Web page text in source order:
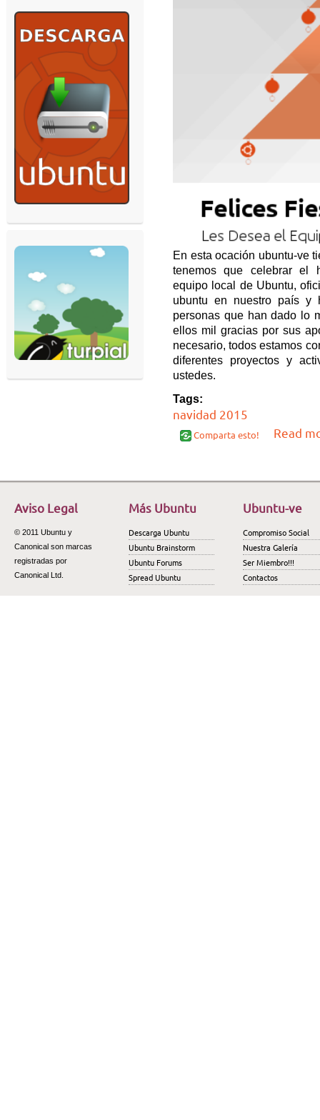
En esta ocación ubuntu-ve
tenemos que celebrar el
equipo local de Ubuntu,
ubuntu en nuestro país y
personas que han dado lo
ellos mil gracias por sus
necesario, todos estamos
diferentes proyectos y
ustedes.
Tags:
navidad 2015
Comparta esto! Read
Aviso Legal
© 2011 Ubuntu y
Canonical son marcas
registradas por
Canonical Ltd.
Más Ubuntu
Descarga Ubuntu
Ubuntu Brainstorm
Ubuntu Forums
Spread Ubuntu
Ubuntu-ve
Compromiso Social
Nuestra Galería
Ser Miembro!!!
Contactos